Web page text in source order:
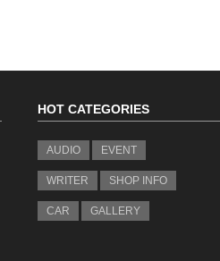
HOT CATEGORIES
AUDIO EVENT
WRITER SHOP INFO
CAR GALLERY